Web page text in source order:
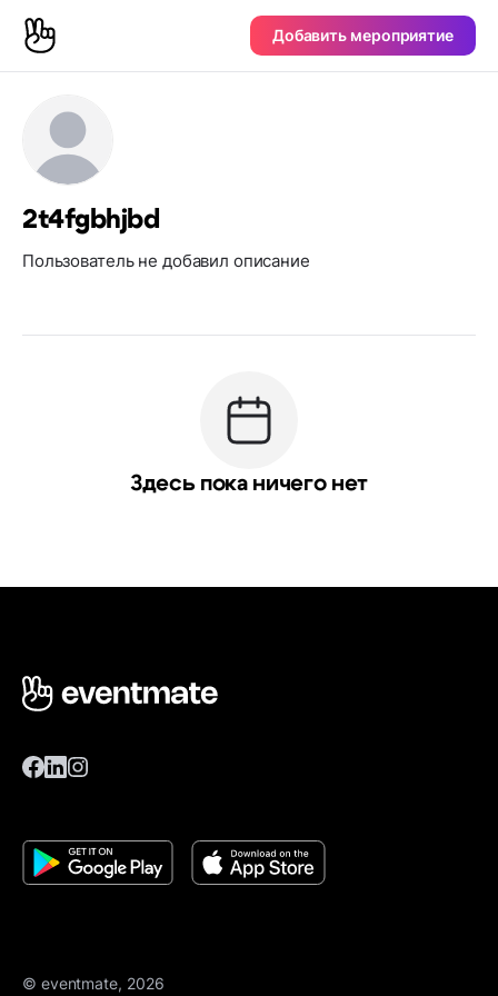
Добавить мероприятие
2t4fgbhjbd
Пользователь не добавил описание
Здесь пока ничего нет
© eventmate, 2026